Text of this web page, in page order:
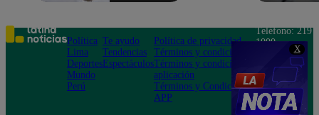
X
sin el
servicio de
Sedapal
Política
Lima
Deportes
Mundo
Perú
Te ayudo
Tendencias
Espectáculos
Política de privacidad
Términos y condiciones
Términos y condiciones
aplicación
Términos y Condiciones
APP
Teléfono: 219
1000
Felipe 968
Jesús María